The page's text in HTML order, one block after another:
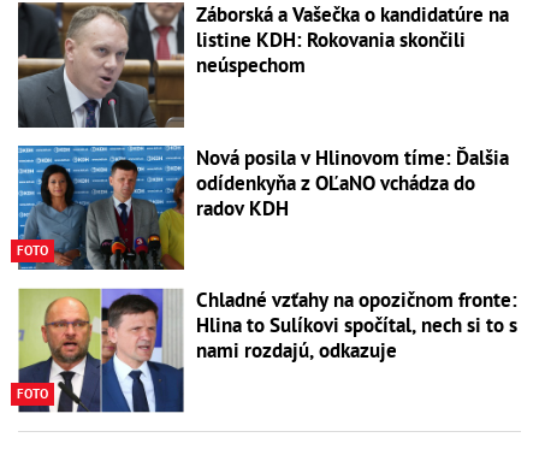
Záborská a Vašečka o kandidatúre na
listine KDH: Rokovania skončili
neúspechom
FOTO
Nová posila v Hlinovom tíme: Ďalšia
odídenkyňa z OĽaNO vchádza do
radov KDH
FOTO
Chladné vzťahy na opozičnom fronte:
Hlina to Sulíkovi spočítal, nech si to s
nami rozdajú, odkazuje